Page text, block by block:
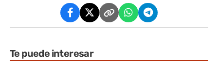
Te puede interesar